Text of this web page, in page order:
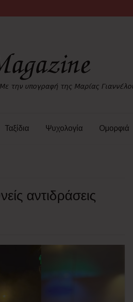
Ταξίδια Ψυχολογία Ομορφιά
αντιδράσεις